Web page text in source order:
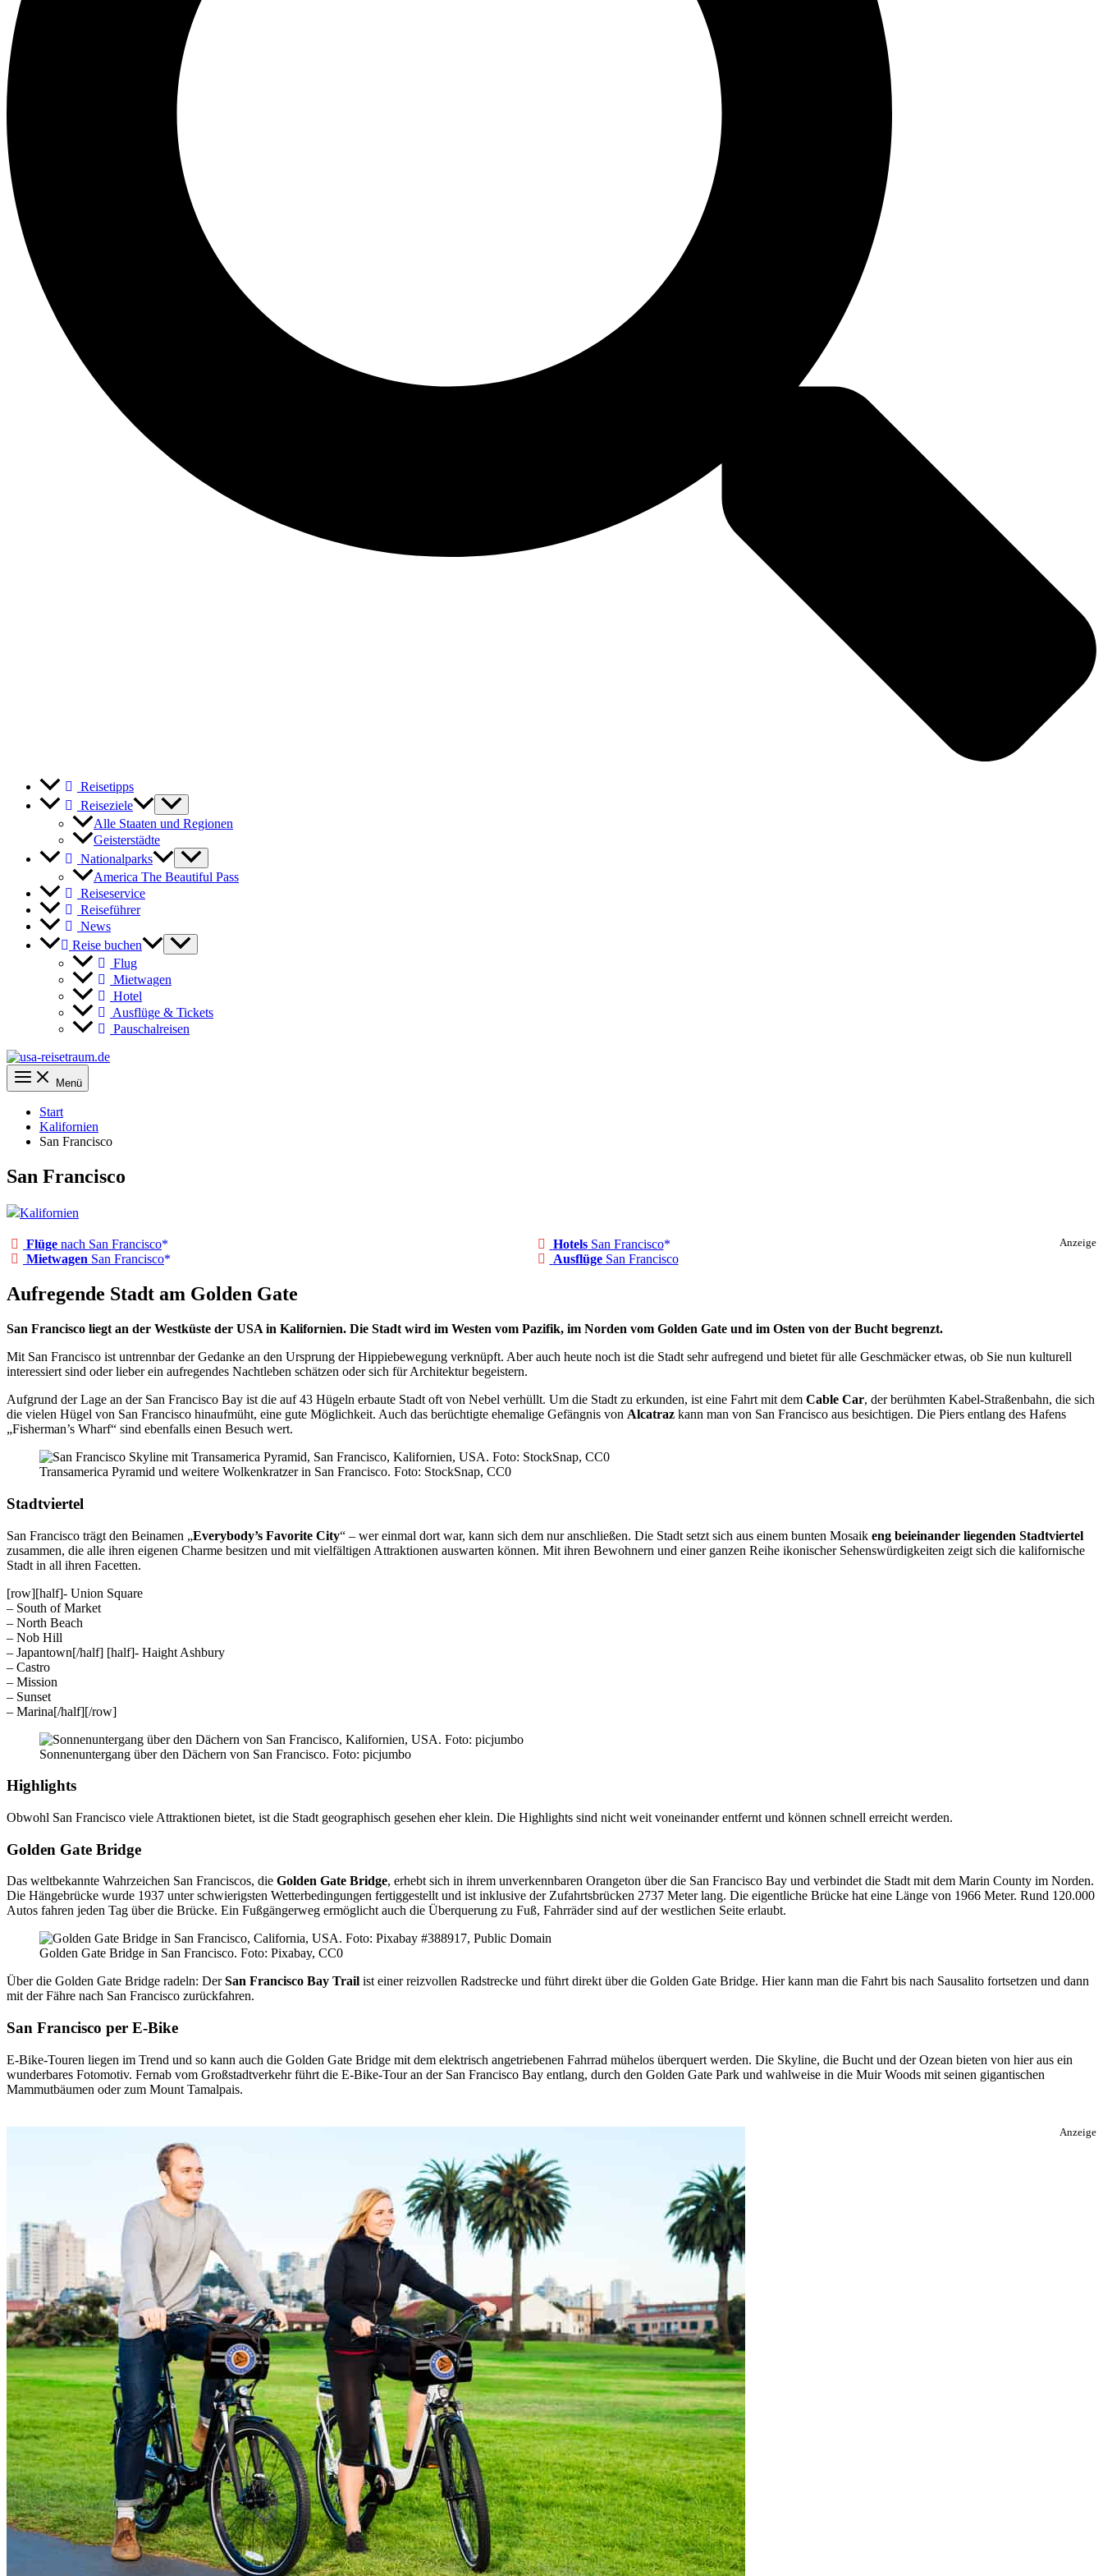
Reisetipps
Reiseziele
Alle Staaten und Regionen
Geisterstädte
Nationalparks
America The Beautiful Pass
Reiseservice
Reiseführer
News
Reise buchen
Flug
Mietwagen
Hotel
Ausflüge & Tickets
Pauschalreisen
Menü
Start
Kalifornien
San Francisco
San Francisco
Kalifornien
Anzeige
Flüge nach San Francisco
Mietwagen San Francisco
HotelsSan Francisco
AusflügeSan Francisco
Aufregende Stadt am Golden Gate
San Francisco liegt an der Westküste der USA in Kalifornien. Die Stadt wird im Westen vom Pazifik, im Norden vom Golden Gate und im Osten von der Bucht begrenzt.
Mit San Francisco ist untrennbar der Gedanke an den Ursprung der Hippiebewegung verknüpft. Aber auch heute noch ist die Stadt sehr aufregend und bietet für alle Geschmäcker etwas, ob Sie nun kulturell
interessiert sind oder lieber ein aufregendes Nachtleben schätzen oder sich für Architektur begeistern.
Aufgrund der Lage an der San Francisco Bay ist die auf 43 Hügeln erbaute Stadt oft von Nebel verhüllt. Um die Stadt zu erkunden, ist eine Fahrt mit dem Cable Car, der berühmten Kabel-Straßenbahn, die sich
die vielen Hügel von San Francisco hinaufmüht, eine gute Möglichkeit. Auch das berüchtigte ehemalige Gefängnis von Alcatraz kann man von San Francisco aus besichtigen. Die Piers entlang des Hafens
„Fisherman’s Wharf“ sind ebenfalls einen Besuch wert.
Transamerica Pyramid und weitere Wolkenkratzer in San Francisco. Foto: StockSnap, CC0
Stadtviertel
San Francisco trägt den Beinamen „Everybody’s Favorite City“ – wer einmal dort war, kann sich dem nur anschließen. Die Stadt setzt sich aus einem bunten Mosaik eng beieinander liegenden Stadtviertel
zusammen, die alle ihren eigenen Charme besitzen und mit vielfältigen Attraktionen auswarten können. Mit ihren Bewohnern und einer ganzen Reihe ikonischer Sehenswürdigkeiten zeigt sich die kalifornische
Stadt in all ihren Facetten.
[row][half]- Union Square
– South of Market
– North Beach
– Nob Hill
– Japantown[/half] [half]- Haight Ashbury
– Castro
– Mission
– Sunset
– Marina[/half][/row]
Sonnenuntergang über den Dächern von San Francisco. Foto: picjumbo
Highlights
Obwohl San Francisco viele Attraktionen bietet, ist die Stadt geographisch gesehen eher klein. Die Highlights sind nicht weit voneinander entfernt und können schnell erreicht werden.
Golden Gate Bridge
Das weltbekannte Wahrzeichen San Franciscos, die Golden Gate Bridge, erhebt sich in ihrem unverkennbaren Orangeton über die San Francisco Bay und verbindet die Stadt mit dem Marin County im Norden.
Die Hängebrücke wurde 1937 unter schwierigsten Wetterbedingungen fertiggestellt und ist inklusive der Zufahrtsbrücken 2737 Meter lang. Die eigentliche Brücke hat eine Länge von 1966 Meter. Rund 120.000
Autos fahren jeden Tag über die Brücke. Ein Fußgängerweg ermöglicht auch die Überquerung zu Fuß, Fahrräder sind auf der westlichen Seite erlaubt.
Golden Gate Bridge in San Francisco. Foto: Pixabay, CC0
Über die Golden Gate Bridge radeln: DerSan Francisco Bay Trail ist einer reizvollen Radstrecke und führt direkt über die Golden Gate Bridge. Hier kann man die Fahrt bis nach Sausalito fortsetzen und dann
mit der Fähre nach San Francisco zurückfahren.
San Francisco per E-Bike
E-Bike-Touren liegen im Trend und so kann auch die Golden Gate Bridge mit dem elektrisch angetriebenen Fahrrad mühelos überquert werden. Die Skyline, die Bucht und der Ozean bieten von hier aus ein
wunderbares Fotomotiv. Fernab vom Großstadtverkehr führt die E-Bike-Tour an der San Francisco Bay entlang, durch den Golden Gate Park und wahlweise in die Muir Woods mit seinen gigantischen
Mammutbäumen oder zum Mount Tamalpais.
Anzeige